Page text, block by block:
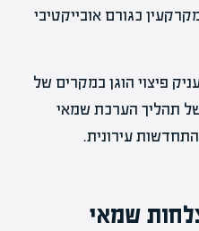
כגורם אובייקטיבי
פיצוי הוגן במקרים של
של תהליך הערכת שמאי
עירונית.
שמאי